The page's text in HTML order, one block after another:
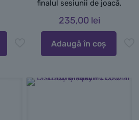
finalul sesiunii de joacă.
235,00 lei
Adaugă în coș